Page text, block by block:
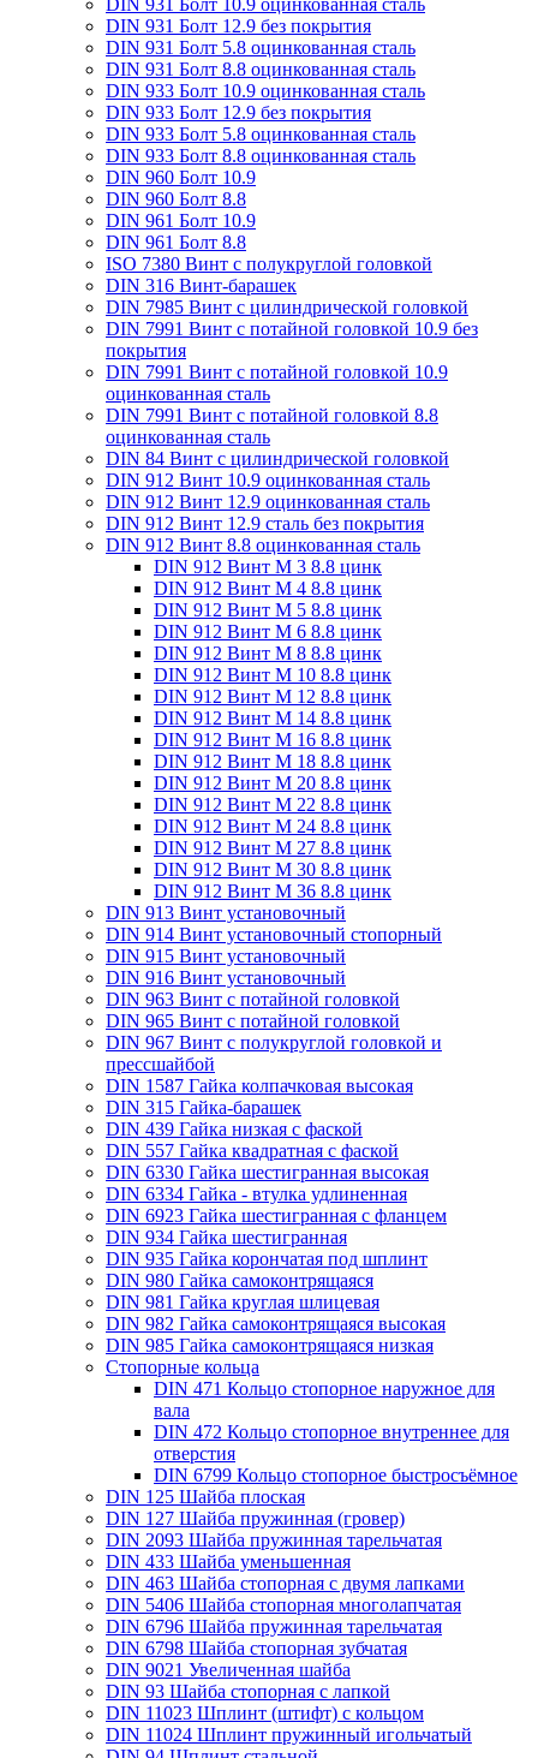
DIN 931 Болт 12.9 без покрытия
DIN 931 Болт 5.8 оцинкованная сталь
DIN 931 Болт 8.8 оцинкованная сталь
DIN 933 Болт 10.9 оцинкованная сталь
DIN 933 Болт 12.9 без покрытия
DIN 933 Болт 5.8 оцинкованная сталь
DIN 933 Болт 8.8 оцинкованная сталь
DIN 960 Болт 10.9
DIN 960 Болт 8.8
DIN 961 Болт 10.9
DIN 961 Болт 8.8
ISO 7380 Винт с полукруглой головкой
DIN 316 Винт-барашек
DIN 7985 Винт с цилиндрической головкой
DIN 7991 Винт с потайной головкой 10.9 без
покрытия
DIN 7991 Винт с потайной головкой 10.9
оцинкованная сталь
DIN 7991 Винт с потайной головкой 8.8
оцинкованная сталь
DIN 84 Винт с цилиндрической головкой
DIN 912 Винт 10.9 оцинкованная сталь
DIN 912 Винт 12.9 оцинкованная сталь
DIN 912 Винт 12.9 сталь без покрытия
DIN 912 Винт 8.8 оцинкованная сталь
DIN 912 Винт М 3 8.8 цинк
DIN 912 Винт М 4 8.8 цинк
DIN 912 Винт М 5 8.8 цинк
DIN 912 Винт М 6 8.8 цинк
DIN 912 Винт М 8 8.8 цинк
DIN 912 Винт М 10 8.8 цинк
DIN 912 Винт М 12 8.8 цинк
DIN 912 Винт М 14 8.8 цинк
DIN 912 Винт М 16 8.8 цинк
DIN 912 Винт М 18 8.8 цинк
DIN 912 Винт М 20 8.8 цинк
DIN 912 Винт М 22 8.8 цинк
DIN 912 Винт М 24 8.8 цинк
DIN 912 Винт М 27 8.8 цинк
DIN 912 Винт М 30 8.8 цинк
DIN 912 Винт М 36 8.8 цинк
DIN 913 Винт установочный
DIN 914 Винт установочный стопорный
DIN 915 Винт установочный
DIN 916 Винт установочный
DIN 963 Винт с потайной головкой
DIN 965 Винт с потайной головкой
DIN 967 Винт с полукруглой головкой и
прессшайбой
DIN 1587 Гайка колпачковая высокая
DIN 315 Гайка-барашек
DIN 439 Гайка низкая с фаской
DIN 557 Гайка квадратная с фаской
DIN 6330 Гайка шестигранная высокая
DIN 6334 Гайка - втулка удлиненная
DIN 6923 Гайка шестигранная с фланцем
DIN 934 Гайка шестигранная
DIN 935 Гайка корончатая под шплинт
DIN 980 Гайка самоконтрящаяся
DIN 981 Гайка круглая шлицевая
DIN 982 Гайка самоконтрящаяся высокая
DIN 985 Гайка самоконтрящаяся низкая
Стопорные кольца
DIN 471 Кольцо стопорное наружное для
вала
DIN 472 Кольцо стопорное внутреннее для
отверстия
DIN 6799 Кольцо стопорное быстросъёмное
DIN 125 Шайба плоская
DIN 127 Шайба пружинная (гровер)
DIN 2093 Шайба пружинная тарельчатая
DIN 433 Шайба уменьшенная
DIN 463 Шайба стопорная с двумя лапками
DIN 5406 Шайба стопорная многолапчатая
DIN 6796 Шайба пружинная тарельчатая
DIN 6798 Шайба стопорная зубчатая
DIN 9021 Увеличенная шайба
DIN 93 Шайба стопорная с лапкой
DIN 11023 Шплинт (штифт) с кольцом
DIN 11024 Шплинт пружинный игольчатый